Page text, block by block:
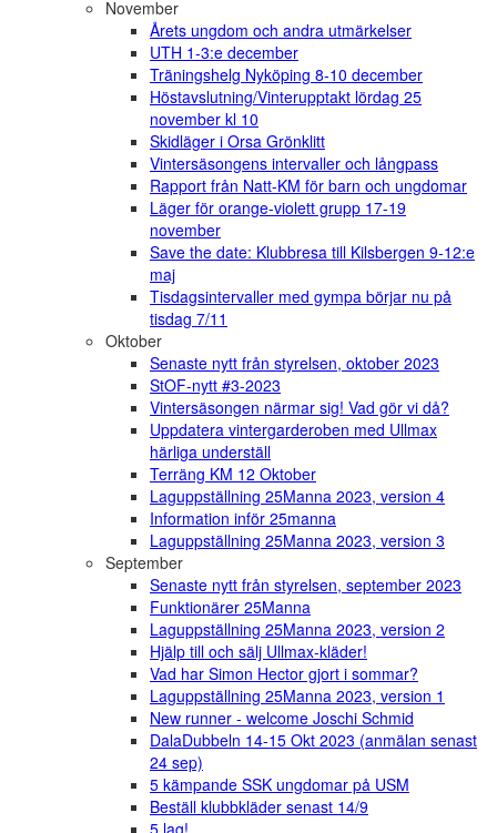
November
Årets ungdom och andra utmärkelser
UTH 1-3:e december
Träningshelg Nyköping 8-10 december
Höstavslutning/Vinterupptakt lördag 25
november kl 10
Skidläger i Orsa Grönklitt
Vintersäsongens intervaller och långpass
Rapport från Natt-KM för barn och ungdomar
Läger för orange-violett grupp 17-19
november
Save the date: Klubbresa till Kilsbergen 9-12:e
maj
Tisdagsintervaller med gympa börjar nu på
tisdag 7/11
Oktober
Senaste nytt från styrelsen, oktober 2023
StOF-nytt #3-2023
Vintersäsongen närmar sig! Vad gör vi då?
Uppdatera vintergarderoben med Ullmax
härliga underställ
Terräng KM 12 Oktober
Laguppställning 25Manna 2023, version 4
Information inför 25manna
Laguppställning 25Manna 2023, version 3
September
Senaste nytt från styrelsen, september 2023
Funktionärer 25Manna
Laguppställning 25Manna 2023, version 2
Hjälp till och sälj Ullmax-kläder!
Vad har Simon Hector gjort i sommar?
Laguppställning 25Manna 2023, version 1
New runner - welcome Joschi Schmid
DalaDubbeln 14-15 Okt 2023 (anmälan senast
24 sep)
5 kämpande SSK ungdomar på USM
Beställ klubbkläder senast 14/9